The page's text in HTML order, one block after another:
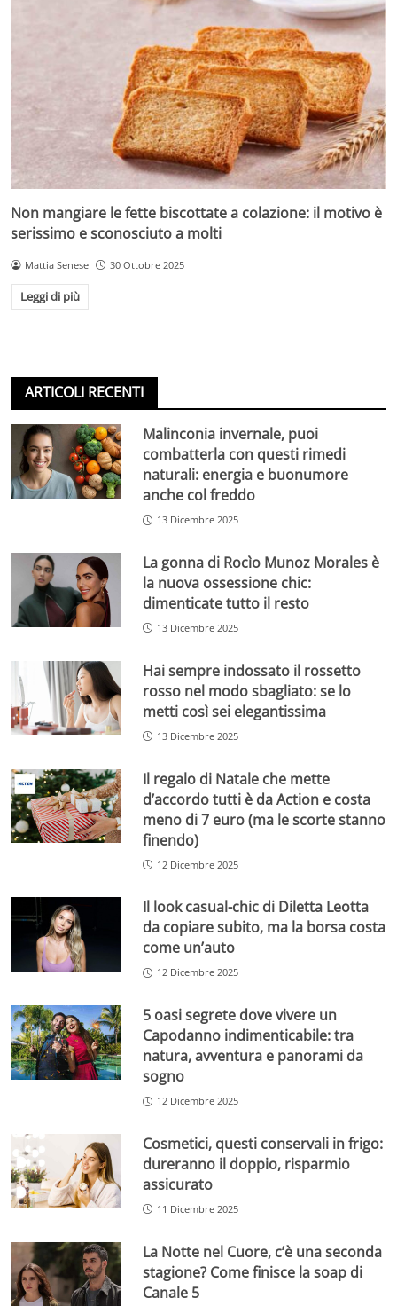
Non mangiare le fette biscottate a colazione: il motivo è
serissimo e sconosciuto a molti
Mattia Senese 30 Ottobre 2025
Leggi di più
ARTICOLI RECENTI
Malinconia invernale, puoi
combatterla con questi rimedi
naturali: energia e buonumore
anche col freddo
13 Dicembre 2025
La gonna di Rocìo Munoz Morales è
la nuova ossessione chic:
dimenticate tutto il resto
13 Dicembre 2025
Hai sempre indossato il rossetto
rosso nel modo sbagliato: se lo
metti così sei elegantissima
13 Dicembre 2025
Il regalo di Natale che mette
d’accordo tutti è da Action e costa
meno di 7 euro (ma le scorte stanno
finendo)
12 Dicembre 2025
Il look casual-chic di Diletta Leotta
da copiare subito, ma la borsa costa
come un’auto
12 Dicembre 2025
5 oasi segrete dove vivere un
Capodanno indimenticabile: tra
natura, avventura e panorami da
sogno
12 Dicembre 2025
Cosmetici, questi conservali in frigo:
dureranno il doppio, risparmio
assicurato
11 Dicembre 2025
La Notte nel Cuore, c’è una seconda
stagione? Come finisce la soap di
Canale 5